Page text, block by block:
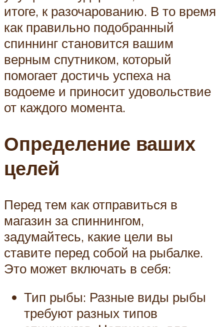
итоге, к разочарованию. В то время
как правильно подобранный
спиннинг становится вашим
верным спутником, который
помогает достичь успеха на
водоеме и приносит удовольствие
от каждого момента.
Определение ваших
целей
Перед тем как отправиться в
магазин за спиннингом,
задумайтесь, какие цели вы
ставите перед собой на рыбалке.
Это может включать в себя:
Тип рыбы: Разные виды рыбы
требуют разных типов